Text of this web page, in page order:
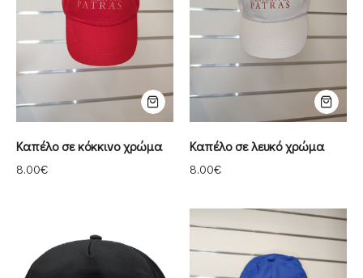
Καπέλο σε κόκκινο χρώμα
8.00€
Καπέλο σε λευκό χρώμα
8.00€